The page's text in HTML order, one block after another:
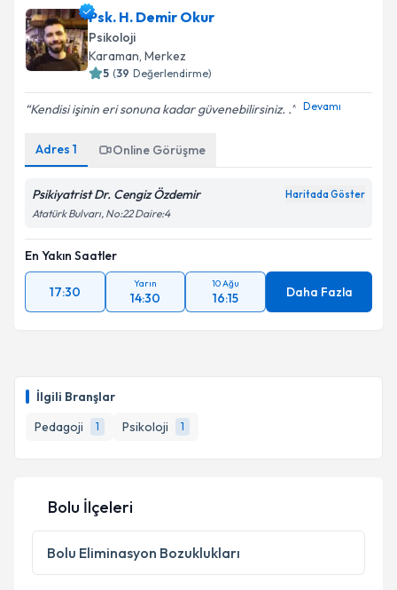
İlgili Branşlar
Pedagoji
1 Psikoloji 1
Psk. H. Demir Okur
Psikoloji
Karaman, Merkez
5 (39 Değerlendirme)
Kendisi işinin eri sonuna kadar güvenebilirsiniz. . Devamı
Adres 1 Online Görüşme
Psikiyatrist Dr. Cengiz Özdemir Haritada Göster
Atatürk Bulvarı, No:22 Daire:4
En Yakın Saatler
17:30
Yarın
14:30
10 Ağu
16:15 Daha Fazla
Bolu İlçeleri
Bolu Eliminasyon Bozuklukları